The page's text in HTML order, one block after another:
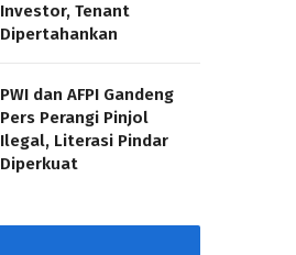
Investor, Tenant
Dipertahankan
PWI dan AFPI Gandeng
Pers Perangi Pinjol
Ilegal, Literasi Pindar
Diperkuat